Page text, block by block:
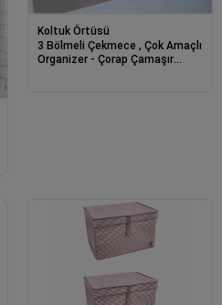
Koltuk Örtüsü
3 Bölmeli Çekmece , Çok Amaçlı
Organizer - Çorap Çamaşır